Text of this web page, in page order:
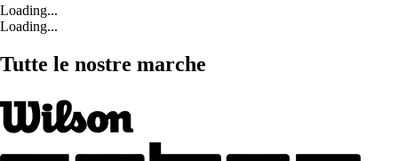
Loading...
Loading...
Tutte le nostre marche